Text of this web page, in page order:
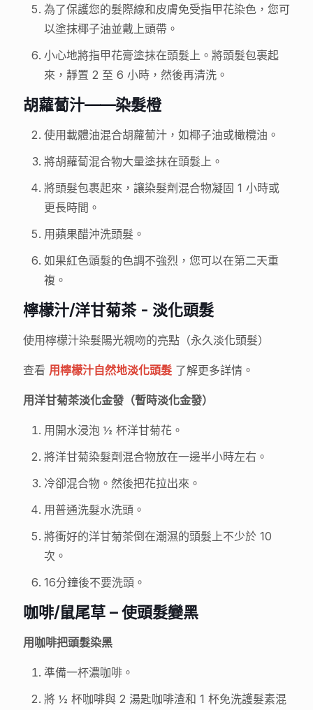
為了保護您的髮際線和皮膚免受指甲花染色，您可
以塗抹椰子油並戴上頭帶。
小心地將指甲花膏塗抹在頭髮上。將頭髮包裹起
來，靜置 2 至 6 小時，然後再清洗。
胡蘿蔔汁——染髮橙
使用載體油混合胡蘿蔔汁，如椰子油或橄欖油。
將胡蘿蔔混合物大量塗抹在頭髮上。
將頭髮包裹起來，讓染髮劑混合物凝固 1 小時或
更長時間。
用蘋果醋沖洗頭髮。
如果紅色頭髮的色調不強烈，您可以在第二天重
複。
檸檬汁/洋甘菊茶 - 淡化頭髮
使用檸檬汁染髮陽光親吻的亮點（永久淡化頭髮）
查看 用檸檬汁自然地淡化頭髮 了解更多詳情。
用洋甘菊茶淡化金發（暫時淡化金發）
用開水浸泡 ½ 杯洋甘菊花。
將洋甘菊染髮劑混合物放在一邊半小時左右。
冷卻混合物。然後把花拉出來。
用普通洗髮水洗頭。
將衝好的洋甘菊茶倒在潮濕的頭髮上不少於 10
次。
16分鐘後不要洗頭。
咖啡/鼠尾草 – 使頭髮變黑
用咖啡把頭髮染黑
準備一杯濃咖啡。
將 ½ 杯咖啡與 2 湯匙咖啡渣和 1 杯免洗護髮素混